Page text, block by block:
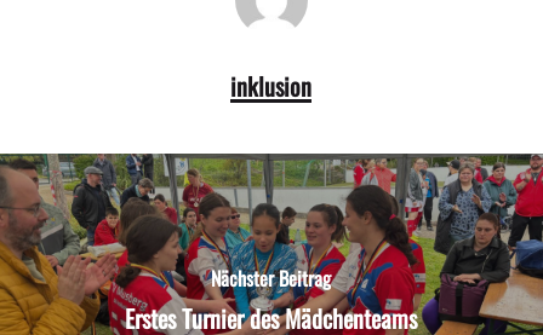
inklusion
Nächster Beitrag
Erstes Turnier des Mädchenteams